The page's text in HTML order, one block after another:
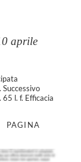
aprile
l. f. Efficacia
PAGINA